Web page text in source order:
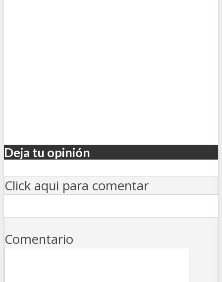
Deja tu opinión
Click aqui para comentar
Comentario